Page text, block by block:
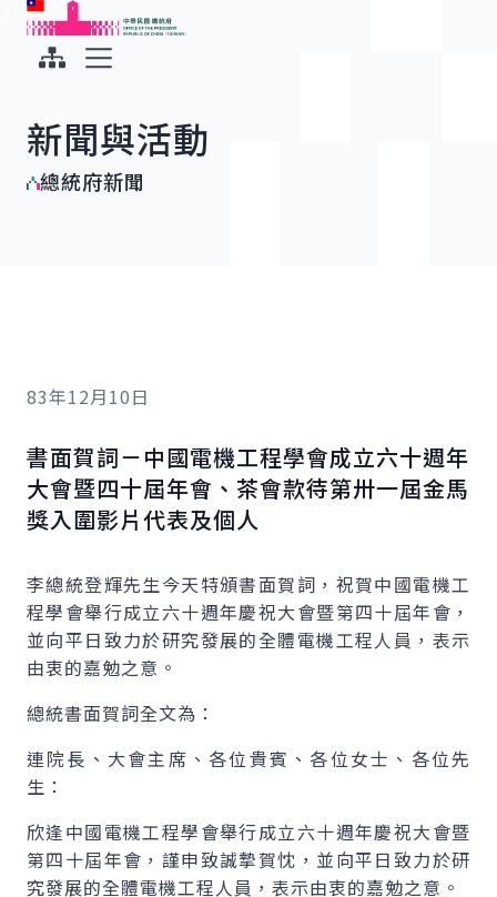
跳到主要內容
中華民國總統府
新聞與活動
總統府新聞
83年12月10日
書面賀詞－中國電機工程學會成立六十週年
大會暨四十屆年會、茶會款待第卅一屆金馬
獎入圍影片代表及個人
李總統登輝先生今天特頒書面賀詞，祝賀中國電機工
程學會舉行成立六十週年慶祝大會暨第四十屆年會，
並向平日致力於研究發展的全體電機工程人員，表示
由衷的嘉勉之意。
總統書面賀詞全文為：
連院長、大會主席、各位貴賓、各位女士、各位先
生：
欣逢中國電機工程學會舉行成立六十週年慶祝大會暨
第四十屆年會，謹申致誠摯賀忱，並向平日致力於研
究發展的全體電機工程人員，表示由衷的嘉勉之意。